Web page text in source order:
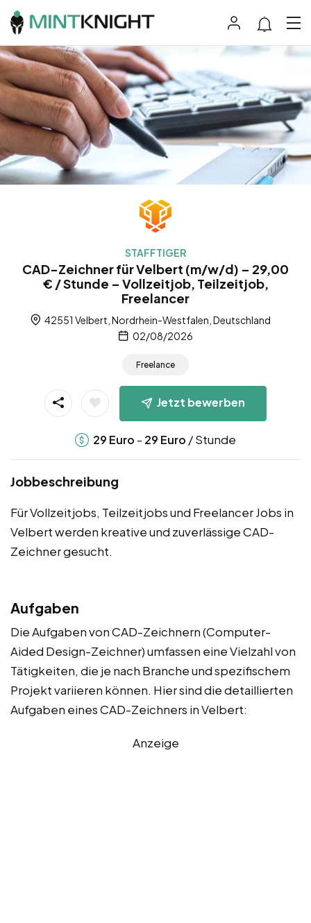
STAFFTIGER
CAD-Zeichner für Velbert (m/w/d) – 29,00
€ / Stunde – Vollzeitjob, Teilzeitjob,
Freelancer
42551 Velbert, Nordrhein-Westfalen, Deutschland
02/08/2026
Freelance
Jetzt bewerben
29 Euro - 29 Euro / Stunde
Jobbeschreibung
Für Vollzeitjobs, Teilzeitjobs und Freelancer Jobs in
Velbert werden kreative und zuverlässige CAD-
Zeichner gesucht.
Aufgaben
Die Aufgaben von CAD-Zeichnern (Computer-
Aided Design-Zeichner) umfassen eine Vielzahl von
Tätigkeiten, die je nach Branche und spezifischem
Projekt variieren können. Hier sind die detaillierten
Aufgaben eines CAD-Zeichners in Velbert:
Anzeige